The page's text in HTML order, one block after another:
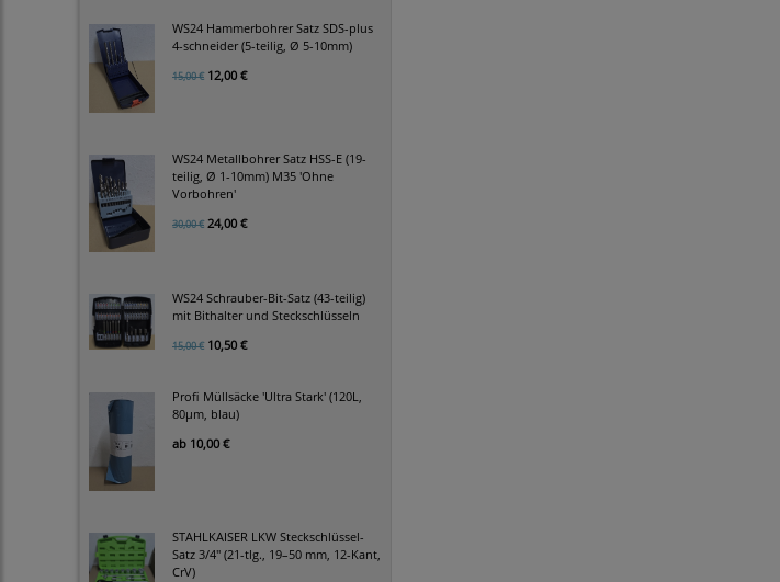
WS24 Hammerbohrer Satz SDS-plus
4-schneider (5-teilig, Ø 5-10mm)
15,00 € 12,00 €
WS24 Metallbohrer Satz HSS-E (19-
teilig, Ø 1-10mm) M35 'Ohne
Vorbohren'
30,00 € 24,00 €
WS24 Schrauber-Bit-Satz (43-teilig)
mit Bithalter und Steckschlüsseln
15,00 € 10,50 €
Profi Müllsäcke 'Ultra Stark' (120L,
80µm, blau)
ab 10,00 €
STAHLKAISER LKW Steckschlüssel-
Satz 3/4" (21-tlg., 19–50 mm, 12-Kant,
CrV)